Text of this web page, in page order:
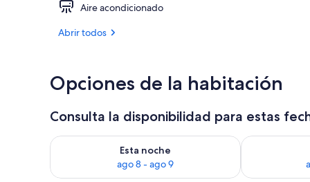
Aire acondicionado
Abrir todos
Opciones de la habitación
Consulta la disponibilidad para estas
Esta noche
ago 8 - ago 9
Consulta la disponibilidad para esta noche, ago 8 -
Consulta la